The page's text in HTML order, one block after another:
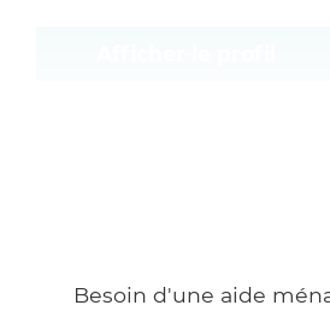
Besoin d'une aide